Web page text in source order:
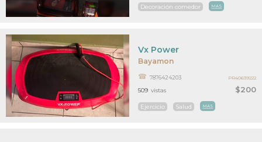
Decoración comedor
MAS
Bayamon
$200
Vx Power
7876424203
Ejercicio Salud MAS
509 vistas
PR40639222